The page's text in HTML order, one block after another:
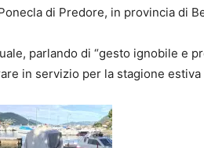
di Predore, in provincia di
parlando di “gesto ignobile e
in servizio per la stagione estiva